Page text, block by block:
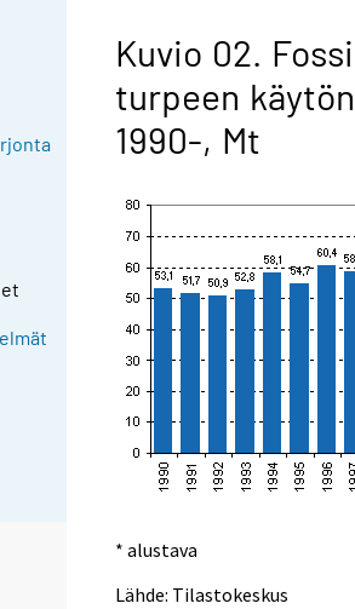
Kuvio 02.
turpeen
1990-, Mt
* alustava
Lähde: Tilastokeskus